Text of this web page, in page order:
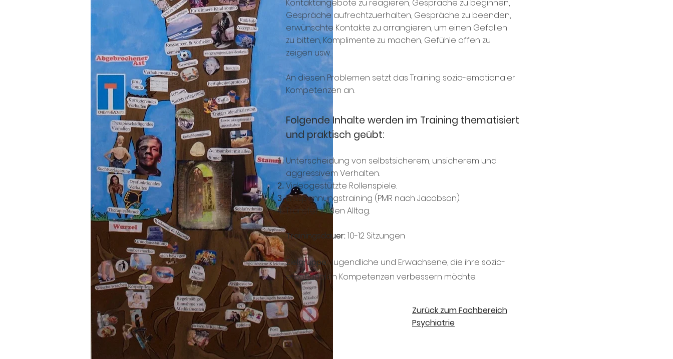
Kontaktangebote zu reagieren, Gespräche zu beginnen,
Gespräche aufrechtzuerhalten, Gespräche zu beenden,
erwünschte Kontakte zu arrangieren, um einen Gefallen
zu bitten, Komplimente zu machen, Gefühle offen zu
zeigen usw.
An diesen Problemen setzt das Training sozio-emotionaler
Kompetenzen an.
Folgende Inhalte werden im Training thematisiert
und praktisch geübt:
Unterscheidung von selbstsicherem, unsicherem und
aggressivem Verhalten.
Videogestützte Rollenspiele.
Entspannungstraining (PMR nach Jacobson).
Transfer in den Alltag.
Trainingsdauer:10-12 Sitzungen
Zielgruppe:Jugendliche und Erwachsene, die ihre sozio-
emotionalen Kompetenzen verbessern möchte.
Zurück zum Fachbereich
Psychiatrie